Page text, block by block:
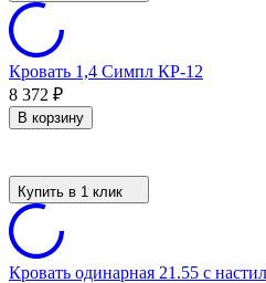
Кровать 1,4 Симпл КР-12
8 372 ₽
В корзину
Купить в 1 клик
Кровать одинарная 21.55 с